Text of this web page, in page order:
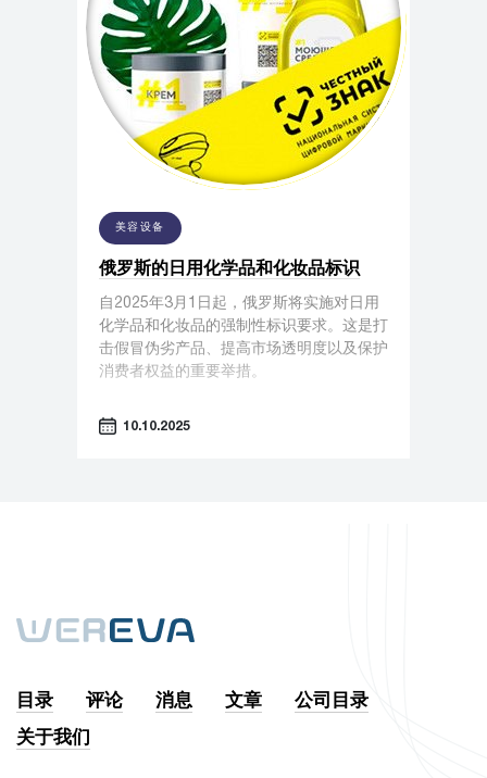
美容设备
俄罗斯的日用化学品和化妆品标识
自2025年3月1日起，俄罗斯将实施对日用
化学品和化妆品的强制性标识要求。这是打
击假冒伪劣产品、提高市场透明度以及保护
消费者权益的重要举措。
10.10.2025
目录 评论 消息 文章
公司目录
关于我们